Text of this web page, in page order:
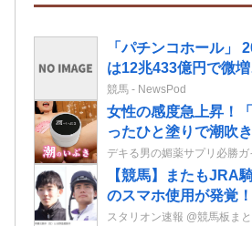
「パチンコホール」 2025年の総売上高
は12兆433億円で微
人数は10年間で半減
年ぶりに7割超え
競馬 - NewsPod
女性の感度急上昇！
ったひと塗りで潮吹
ムだ！
デキる男の媚薬サプリ必勝ガ
【競馬】またもJRA
のスマホ使用が発覚
勝太が8日から騎乗停
スタリオン速報 @競馬板ま